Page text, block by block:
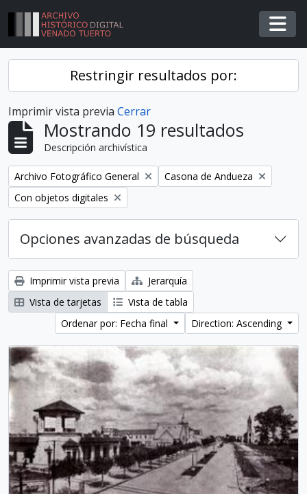
Skip to main content
Restringir resultados por:
Imprimir vista previa Cerrar
Mostrando 19 resultados
Descripción archivística
Remover filtro
Archivo Fotográfico General Remover filtro
Casona de Andueza
Remover filtro
Con objetos digitales
Opciones avanzadas de búsqueda
Imprimir vista previa
Jerarquía
Vista de tarjetas
Vista de tabla
Ordenar por: Fecha final
Direction: Ascending